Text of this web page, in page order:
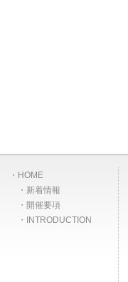
HOME
新着情報
開催要項
INTRODUCTION